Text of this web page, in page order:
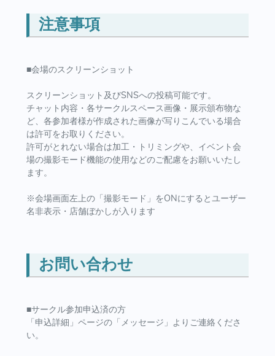
注意事項
■会場のスクリーンショット
スクリーンショット及びSNSへの投稿可能です。
チャット内容・各サークルスペース画像・展示頒布物な
ど、各参加者様が作成された画像が写りこんでいる場合
は許可をお取りください。
許可がとれない場合は加工・トリミングや、イベント会
場の撮影モード機能の使用などのご配慮をお願いいたし
ます。
※会場画面左上の「撮影モード」をONにするとユーザー
名非表示・店舗ぼかしが入ります
お問い合わせ
■サークル参加申込済の方
「申込詳細」ページの「メッセージ」よりご連絡くださ
い。